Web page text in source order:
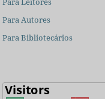
Para Autores
Para Bibliotecários